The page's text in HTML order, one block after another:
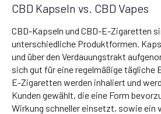
CBD Kapseln vs. CBD Vapes
CBD-Kapseln und CBD-E-Zigaretten
unterschiedliche Produktformen.
und über den Verdauungstrakt
sich gut für eine regelmäßige tägliche
E-Zigaretten werden inhaliert und
Kunden gewählt, die eine Form
Wirkung schneller einsetzt, sowie ein